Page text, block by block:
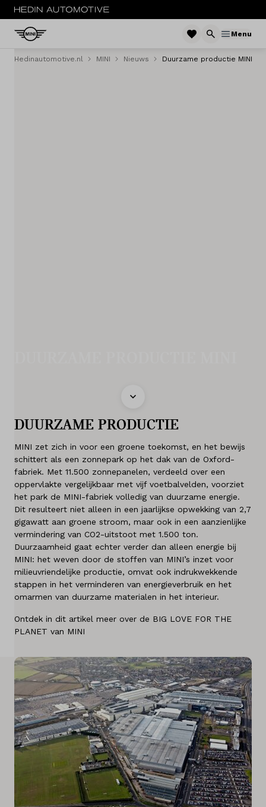
Menu
MENU
Vacatures
Vergelijken
Vestigingen
Merken
Diensten
Over ons
Land
Taal
Nederlands
Hedinautomotive.nl MINI Nieuws Duurzame productie MINI
DUURZAME PRODUCTIE
MINI zet zich in voor een groene toekomst, en het bewijs
schittert als een zonnepark op het dak van de Oxford-
fabriek. Met 11.500 zonnepanelen, verdeeld over een
oppervlakte vergelijkbaar met vijf voetbalvelden, voorziet
het park de MINI-fabriek volledig van duurzame energie.
Dit resulteert niet alleen in een jaarlijkse opwekking van 2,7
gigawatt aan groene stroom, maar ook in een aanzienlijke
vermindering van CO2-uitstoot met 1.500 ton.
Duurzaamheid gaat echter verder dan alleen energie bij
MINI: het weven door de stoffen van MINI’s inzet voor
milieuvriendelijke productie, omvat ook indrukwekkende
stappen in het verminderen van energieverbruik en het
omarmen van duurzame materialen in het interieur.
Ontdek in dit artikel meer over de BIG LOVE FOR THE
PLANET van MINI